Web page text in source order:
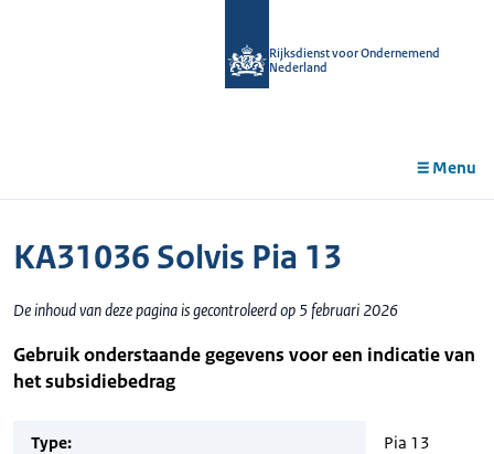
Rijksdienst voor Ondernemend
Nederland
Menu
KA31036 Solvis Pia 13
De inhoud van deze pagina is gecontroleerd op 5 februari 2026
Gebruik onderstaande gegevens voor een indicatie van
het subsidiebedrag
Type: Pia 13